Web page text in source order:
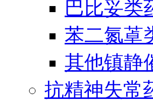
巴比妥类
苯二氮䓬
其他镇静
抗精神失常